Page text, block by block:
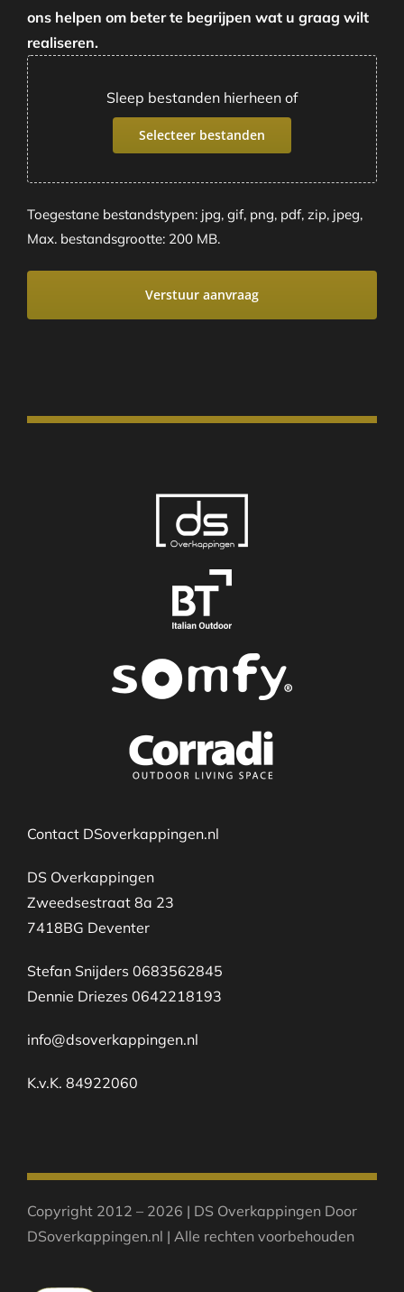
ons helpen om beter te begrijpen wat u graag wilt
realiseren.
Sleep bestanden hierheen of
Selecteer bestanden
Toegestane bestandstypen: jpg, gif, png, pdf, zip, jpeg,
Max. bestandsgrootte: 200 MB.
Contact DSoverkappingen.nl
DS Overkappingen
Zweedsestraat 8a 23
7418BG Deventer
Stefan Snijders 0683562845
Dennie Driezes 0642218193
info@dsoverkappingen.nl
K.v.K. 84922060
Copyright 2012 – 2026 | DS Overkappingen Door
DSoverkappingen.nl | Alle rechten voorbehouden